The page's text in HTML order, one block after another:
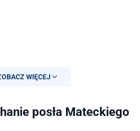
WIĘCEJ
posła Mateckiego